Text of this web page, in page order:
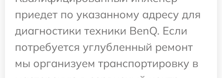
приедет по указанному адресу для
диагностики техники BenQ. Если
потребуется углубленный ремонт
мы организуем транспортировку в